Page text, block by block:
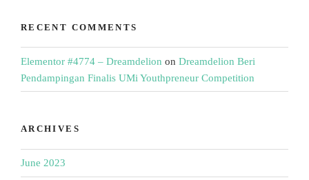
RECENT COMMENTS
Elementor #4774 – Dreamdelion on Dreamdelion Beri
Pendampingan Finalis UMi Youthpreneur Competition
ARCHIVES
June 2023